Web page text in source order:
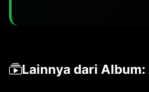
Lainnya dari Album: